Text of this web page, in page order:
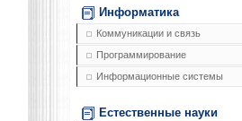
Информатика
Коммуникации и связь
Программирование
Информационные системы
Естественные науки